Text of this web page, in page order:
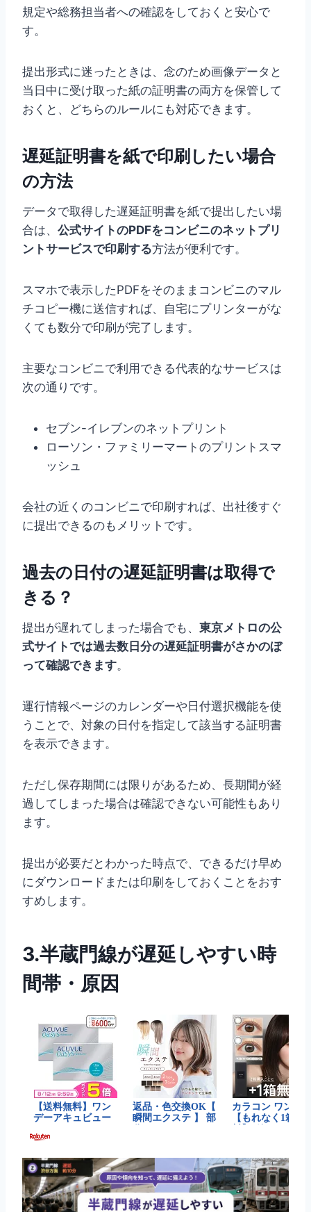
規定や総務担当者への確認をしておくと安心で
す。
提出形式に迷ったときは、念のため画像データと
当日中に受け取った紙の証明書の両方を保管して
おくと、どちらのルールにも対応できます。
遅延証明書を紙で印刷したい場合
の方法
データで取得した遅延証明書を紙で提出したい場
合は、 公式サイトのPDFをコンビニのネットプリ
ントサービスで印刷する方法が便利です。
スマホで表示したPDFをそのままコンビニのマル
チコピー機に送信すれば、自宅にプリンターがな
くても数分で印刷が完了します。
主要なコンビニで利用できる代表的なサービスは
次の通りです。
セブン-イレブンのネットプリント
ローソン・ファミリーマートのプリントスマ
ッシュ
会社の近くのコンビニで印刷すれば、出社後すぐ
に提出できるのもメリットです。
過去の日付の遅延証明書は取得で
きる？
提出が遅れてしまった場合でも、 東京メトロの公
式サイトでは過去数日分の遅延証明書がさかのぼ
って確認できます。
運行情報ページのカレンダーや日付選択機能を使
うことで、対象の日付を指定して該当する証明書
を表示できます。
ただし保存期間には限りがあるため、長期間が経
過してしまった場合は確認できない可能性もあり
ます。
提出が必要だとわかった時点で、できるだけ早め
にダウンロードまたは印刷をしておくことをおす
すめします。
3.半蔵門線が遅延しやすい時
間帯・原因